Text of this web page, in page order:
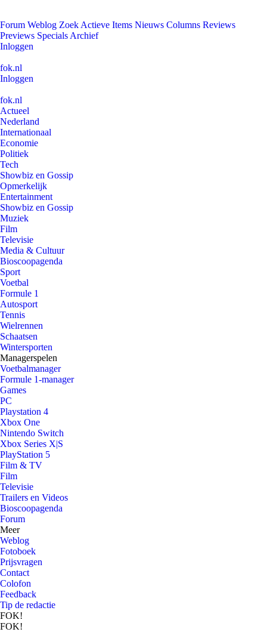
Forum Weblog Zoek Actieve Items Nieuws Columns Reviews
Previews Specials Archief
Inloggen
fok.nl
Inloggen
fok.nl
Actueel
Nederland
Internationaal
Economie
Politiek
Tech
Showbiz en Gossip
Opmerkelijk
Entertainment
Showbiz en Gossip
Muziek
Film
Televisie
Media & Cultuur
Bioscoopagenda
Sport
Voetbal
Formule 1
Autosport
Tennis
Wielrennen
Schaatsen
Wintersporten
Managerspelen
Voetbalmanager
Formule 1-manager
Games
PC
Playstation 4
Xbox One
Nintendo Switch
Xbox Series X|S
PlayStation 5
Film & TV
Film
Televisie
Trailers en Videos
Bioscoopagenda
Forum
Meer
Weblog
Fotoboek
Prijsvragen
Contact
Colofon
Feedback
Tip de redactie
FOK!
FOK!